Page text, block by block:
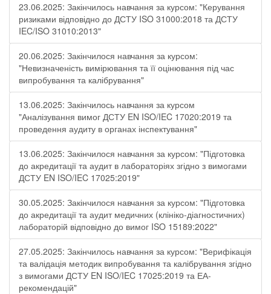
23.06.2025: Закінчилось навчання за курсом: "Керування
ризиками відповідно до ДСТУ ISO 31000:2018 та ДСТУ
IEC/ISO 31010:2013"
20.06.2025: Закінчилося навчання за курсом:
"Невизначеність вимірювання та її оцінювання під час
випробування та калібрування"
13.06.2025: Закінчилось навчання за курсом
"Аналізування вимог ДСТУ EN ISO/IEC 17020:2019 та
проведення аудиту в органах інспектування"
13.06.2025: Закінчилося навчання за курсом: "Підготовка
до акредитації та аудит в лабораторіях згідно з вимогами
ДСТУ EN ISO/IEC 17025:2019"
30.05.2025: Закінчилося навчання за курсом: "Підготовка
до акредитації та аудит медичних (клініко-діагностичних)
лабораторій відповідно до вимог ISO 15189:2022"
27.05.2025: Закінчилось навчання за курсом: "Верифікація
та валідація методик випробування та калібрування згідно
з вимогами ДСТУ EN ISO/IEC 17025:2019 та ЕА-
рекомендацій"